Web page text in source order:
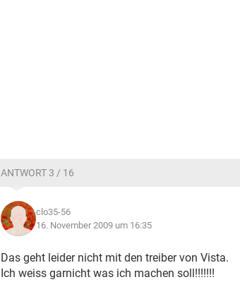
ANTWORT 3 / 16
clo35-56
16. November 2009 um 16:35
Das geht leider nicht mit den treiber von Vista.
Ich weiss garnicht was ich machen soll!!!!!!!